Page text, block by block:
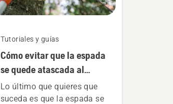
Tutoriales y guías
Cómo evitar que la espada
se quede atascada al
podar un árbol con una
motosierra de poda
Lo último que quieres que
suceda es que la espada se